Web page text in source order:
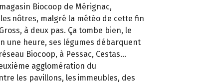
Biocoop de Mérignac,
nôtres, malgré la météo de cette fin
à deux pas. Ça tombe bien, le
une heure, ses légumes débarquent
Biocoop, à Pessac, Cestas…
agglomération du
les pavillons, les immeubles, des